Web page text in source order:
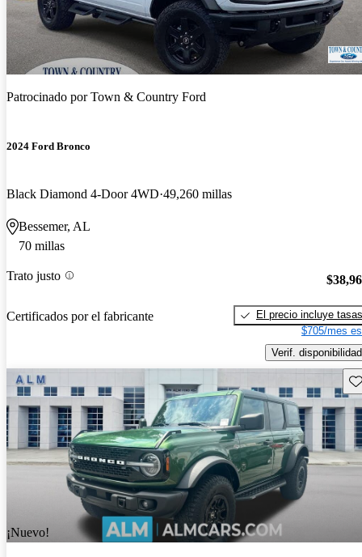
Patrocinado porTown & Country Ford
2024 Ford Bronco
Black Diamond 4-Door 4WD 49,260 millas
Bessemer, AL
70 millas
Trato justo
Certificados por el fabricante
El precio incluye tasas
$705/mes
Verif. disponibilidad
¡Nuevo!